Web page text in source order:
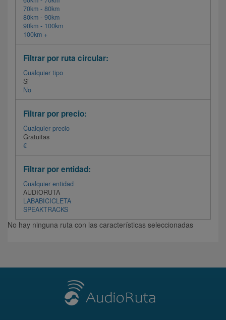
70km - 80km
80km - 90km
90km - 100km
100km +
Filtrar por ruta circular:
Cualquier tipo
Si
No
Filtrar por precio:
Cualquier precio
Gratuitas
€
Filtrar por entidad:
Cualquier entidad
AUDIORUTA
LABABICICLETA
SPEAKTRACKS
No hay ninguna ruta con las características seleccionadas